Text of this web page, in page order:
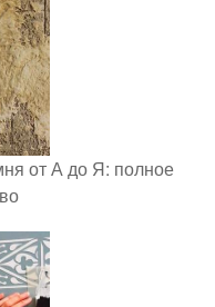
от А до Я: полное